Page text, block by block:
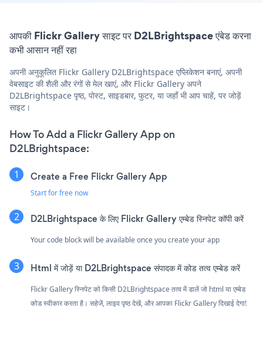
आपकी Flickr Gallery साइट पर D2LBrightspace एंबेड करना
कभी आसान नहीं रहा
अपनी अनुकूलित Flickr Gallery D2LBrightspace एप्लिकेशन बनाएं, अपनी
वेबसाइट की शैली और रंगों से मेल खाएं, और Flickr Gallery अपने
D2LBrightspace पृष्ठ, पोस्ट, साइडबार, फुटर, या जहाँ भी आप चाहें, पर जोड़ें
साइट।
How To Add a Flickr Gallery App on
D2LBrightspace:
Create a Free Flickr Gallery App
Start for free now
D2LBrightspace के लिए Flickr Gallery एम्बेड स्निपेट कॉपी करें
Your code block will be available once you create your app
Html में जोड़ें या D2LBrightspace संपादक में कोड तत्व एम्बेड करें
Flickr Gallery स्निपेट को किसी D2LBrightspace तत्व में डालें जो html या एम्बेड
कोड स्वीकार करता है। सहेजें, लाइव पृष्ठ देखें, और आपका Flickr Gallery दिखाई देगा!